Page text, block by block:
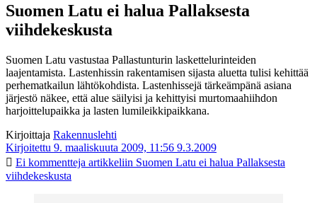
Suomen Latu ei halua Pallaksesta
viihdekeskusta
Suomen Latu vastustaa Pallastunturin laskettelurinteiden
laajentamista. Lastenhissin rakentamisen sijasta aluetta tulisi kehittää
perhematkailun lähtökohdista. Lastenhissejä tärkeämpänä asiana
järjestö näkee, että alue säilyisi ja kehittyisi murtomaahiihdon
harjoittelupaikka ja lasten lumileikkipaikkana.
Kirjoittaja Rakennuslehti
Kirjoitettu 9. maaliskuuta 2009, 11:56 9.3.2009
Ei kommentteja artikkeliin Suomen Latu ei halua Pallaksesta
viihdekeskusta